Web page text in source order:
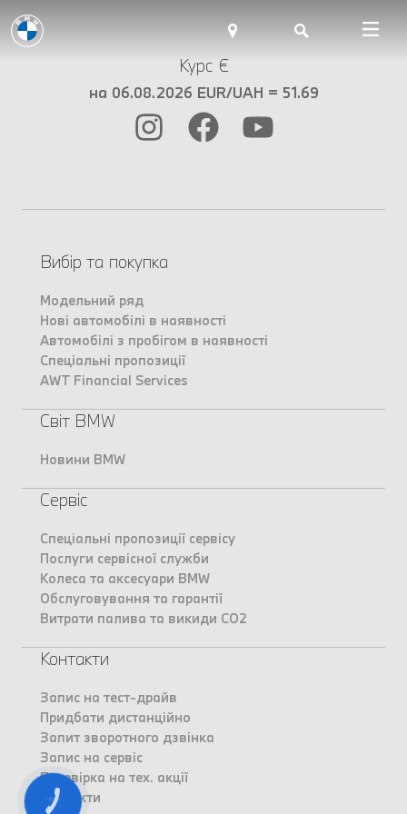
Курс €
на 06.08.2026 EUR/UAH = 51.69
Вибір та покупка
Модельний ряд
Нові автомобілі в наявності
Автомобілі з пробігом в наявності
Спеціальні пропозиції
AWT Financial Services
Світ BMW
Новини BMW
Сервіс
Спеціальні пропозиції сервісу
Послуги сервісної служби
Колеса та аксесуари BMW
Обслуговування та гарантії
Витрати палива та викиди CO2
Контакти
Запис на тест-драйв
Придбати дистанційно
Запит зворотного дзвінка
Запис на сервіс
Перевірка на тех. акції
Контакти
КНОПКА
ЗВ'ЯЗКУ